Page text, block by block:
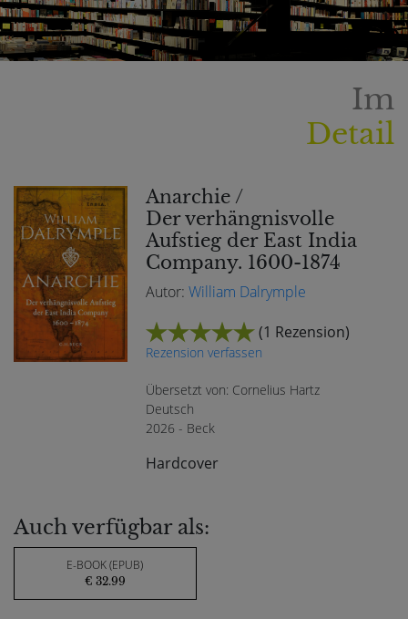
Im
Detail
Anarchie /
Der verhängnisvolle
Aufstieg der East India
Company. 1600-1874
Autor:William Dalrymple
(1 Rezension)
Rezension verfassen
Übersetzt von: Cornelius Hartz
Deutsch
2026 - Beck
Hardcover
Auch verfügbar als:
E-BOOK (EPUB)
€ 32.99